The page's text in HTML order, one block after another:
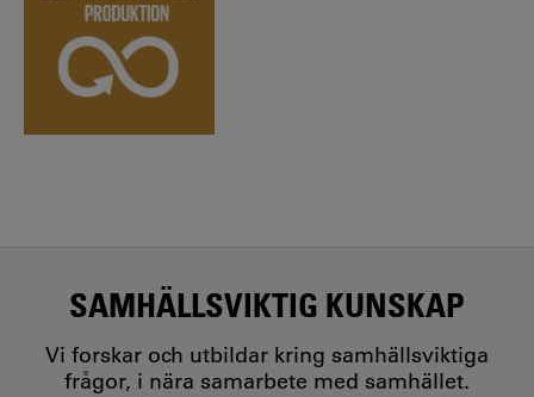
SAMHÄLLSVIKTIG KUNSKAP
Vi forskar och utbildar kring samhällsviktiga
frågor, i nära samarbete med samhället.